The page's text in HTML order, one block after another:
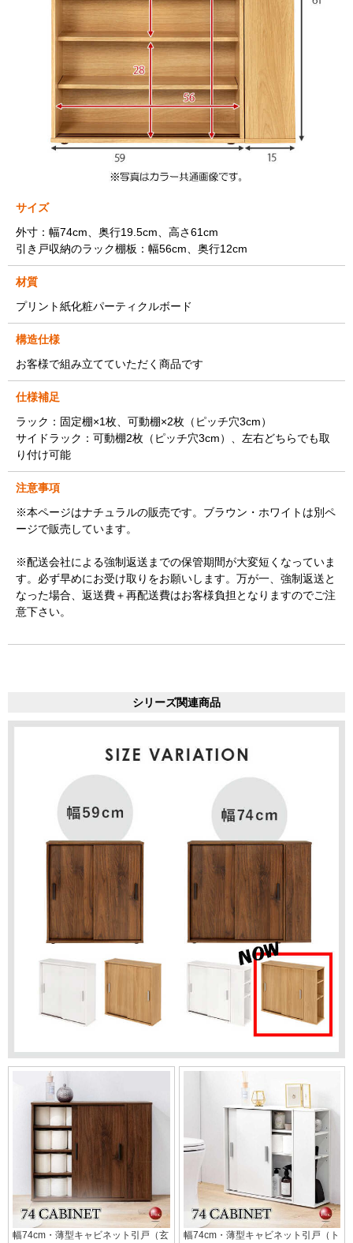
サイズ
外寸：幅74cm、奥行19.5cm、高さ61cm
引き戸収納のラック棚板：幅56cm、奥行12cm
材質
プリント紙化粧パーティクルボード
構造仕様
お客様で組み立てていただく商品です
仕様補足
ラック：固定棚×1枚、可動棚×2枚（ピッチ穴3cm）
サイドラック：可動棚2枚（ピッチ穴3cm）、左右どちらでも取
り付け可能
注意事項
※本ページはナチュラルの販売です。ブラウン・ホワイトは別ペ
ージで販売しています。
※配送会社による強制返送までの保管期間が大変短くなっていま
す。必ず早めにお受け取りをお願いします。万が一、強制返送と
なった場合、返送費＋再配送費はお客様負担となりますのでご注
意下さい。
シリーズ関連商品
幅74cm・薄型キャビネット引戸（玄
幅74cm・薄型キャビネット引戸（ト